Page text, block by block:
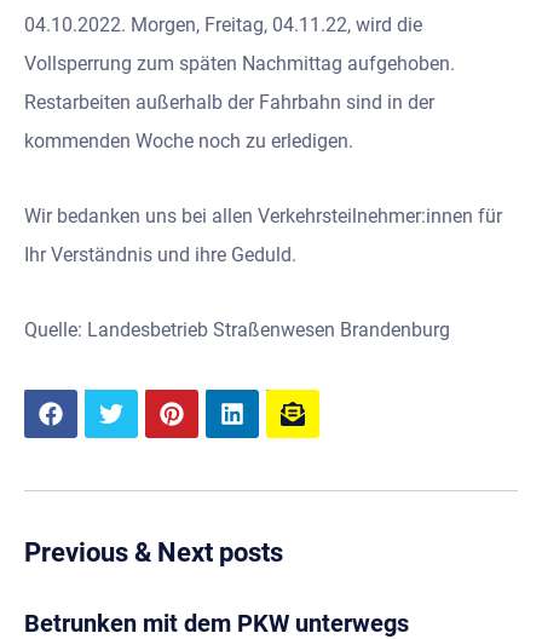
04.10.2022. Morgen, Freitag, 04.11.22, wird die
Vollsperrung zum späten Nachmittag aufgehoben.
Restarbeiten außerhalb der Fahrbahn sind in der
kommenden Woche noch zu erledigen.
Wir bedanken uns bei allen Verkehrsteilnehmer:innen für
Ihr Verständnis und ihre Geduld.
Quelle: Landesbetrieb Straßenwesen Brandenburg
Previous & Next posts
Betrunken mit dem PKW unterwegs